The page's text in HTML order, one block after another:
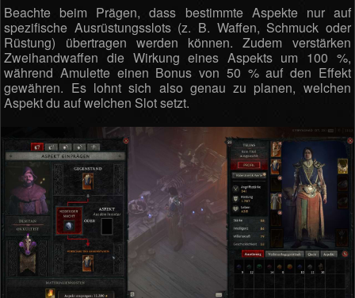
Beachte beim Prägen, dass bestimmte Aspekte nur auf
spezifische Ausrüstungsslots (z. B. Waffen, Schmuck oder
Rüstung) übertragen werden können. Zudem verstärken
Zweihandwaffen die Wirkung eines Aspekts um 100 %,
während Amulette einen Bonus von 50 % auf den Effekt
gewähren. Es lohnt sich also genau zu planen, welchen
Aspekt du auf welchen Slot setzt.